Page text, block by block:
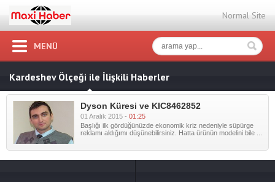
Normal Site
MENÜ
Kardeshev Ölçeği ile İlişkili Haberler
Dyson Küresi ve KIC8462852
01 Aralık 2015 - 01:25
Başlığı ilk gördüğünüzde ekonomik kriz nedeniyle süpürge
reklamı aldığımı düşünebilirsiniz. Hatta ürünün modelini bile ...